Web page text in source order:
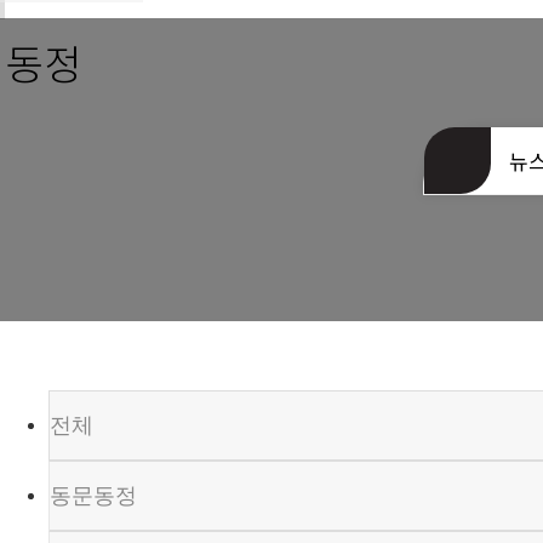
동문회관 오시는길
정
뉴
전체
동문동정